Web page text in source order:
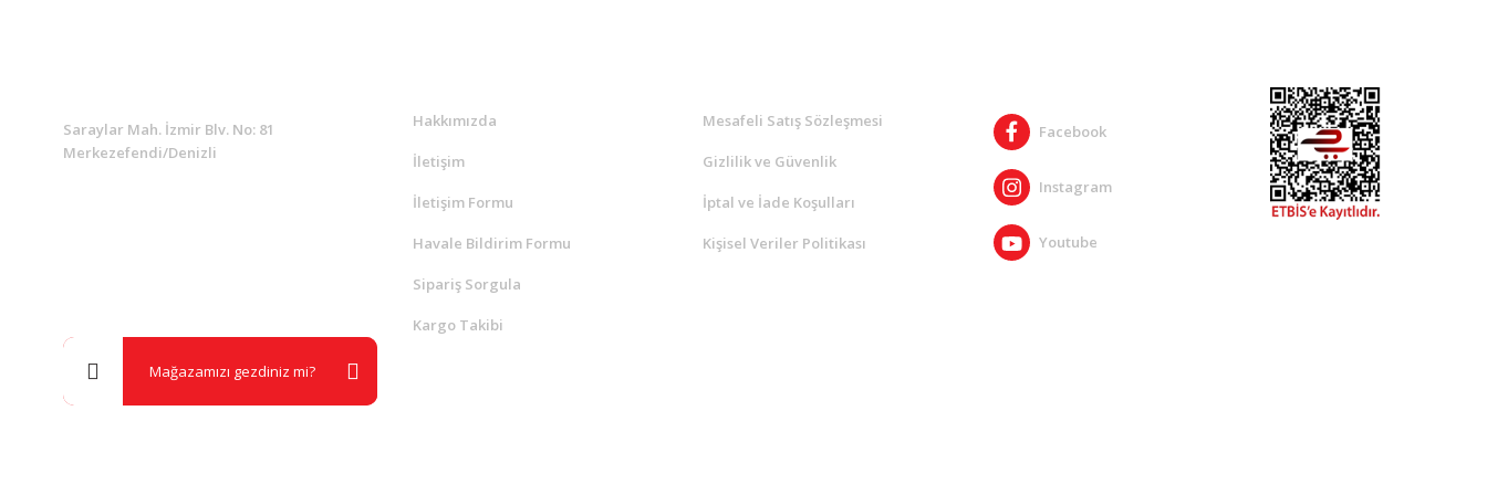
Saraylar Mah. İzmir Blv. No: 81
Merkezefendi/Denizli
Mağazamızı gezdiniz mi?
Hakkımızda
İletişim
İletişim Formu
Havale Bildirim Formu
Sipariş Sorgula
Kargo Takibi
Mesafeli Satış Sözleşmesi
Gizlilik ve Güvenlik
İptal ve İade Koşulları
Kişisel Veriler Politikası
Facebook
Instagram
Youtube